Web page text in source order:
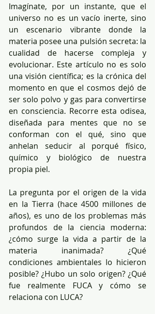
Imagínate, por un instante, que el
universo no es un vacío inerte, sino
un escenario vibrante donde la
materia posee una pulsión secreta: la
cualidad de hacerse compleja y
evolucionar. Este artículo no es solo
una visión científica; es la crónica del
momento en que el cosmos dejó de
ser solo polvo y gas para convertirse
en consciencia. Recorre esta odisea,
diseñada para mentes que no se
conforman con el qué, sino que
anhelan seducir al porqué físico,
químico y biológico de nuestra
propia piel.
La pregunta por el origen de la vida
en la Tierra (hace 4500 millones de
años), es uno de los problemas más
profundos de la ciencia moderna:
¿cómo surge la vida a partir de la
materia inanimada? ¿Qué
condiciones ambientales lo hicieron
posible? ¿Hubo un solo origen? ¿Qué
fue realmente FUCA y cómo se
relaciona con LUCA?